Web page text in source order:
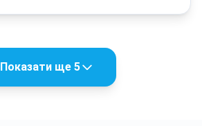
Показати ще 5